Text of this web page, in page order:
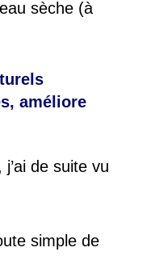
sèche (à
, améliore
de suite vu
simple de